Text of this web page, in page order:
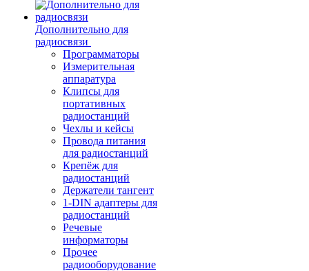
Дополнительно для
радиосвязи
Программаторы
Измерительная
аппаратура
Клипсы для
портативных
радиостанций
Чехлы и кейсы
Провода питания
для радиостанций
Крепёж для
радиостанций
Держатели тангент
1-DIN адаптеры для
радиостанций
Речевые
информаторы
Прочее
радиооборудование